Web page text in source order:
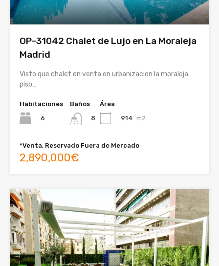
OP-31042 Chalet de Lujo en La Moraleja
Madrid
Visto que chalet en venta en urbanizacion la moraleja
piso…
Habitaciones
6
Baños
8
Área
914 m2
*Venta, Reservado Fuera de Mercado
2,890,000€